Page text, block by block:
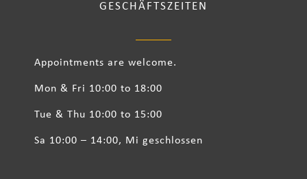
GESCHÄFTSZEITEN
Appointments are welcome.
Mon & Fri 10:00 to 18:00
Tue & Thu 10:00 to 15:00
Sa 10:00 – 14:00, Mi geschlossen